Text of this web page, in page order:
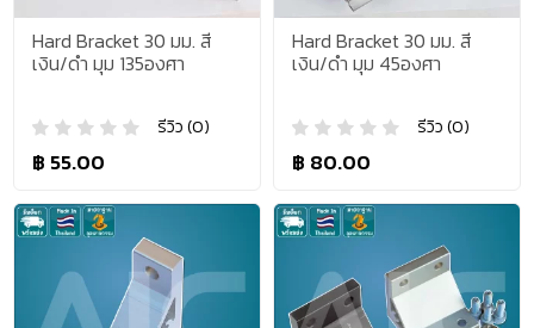
Hard Bracket 30 มม. สี
เงิน/ดำ มุม 135องศา
รีวิว (0)
฿ 55.00
Hard Bracket 30 มม. สี
เงิน/ดำ มุม 45องศา
รีวิว (0)
฿ 80.00